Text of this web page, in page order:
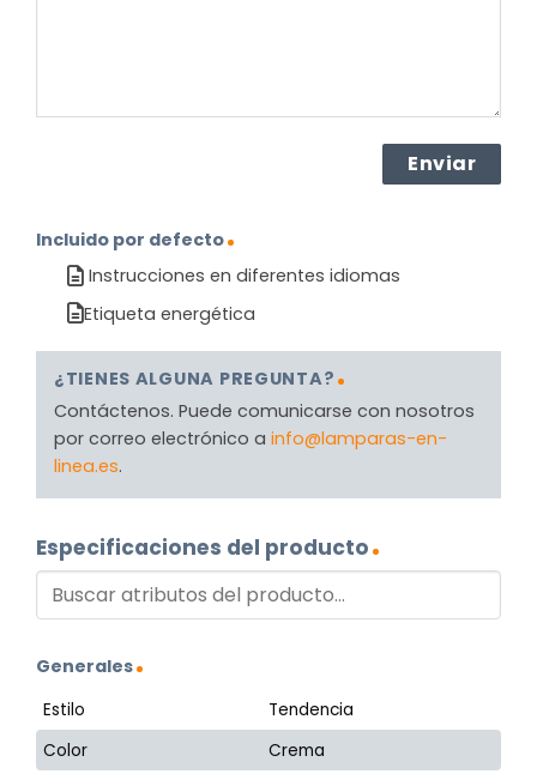
Incluido por defecto
Instrucciones en diferentes idiomas
Etiqueta energética
¿TIENES ALGUNA PREGUNTA?
Contáctenos. Puede comunicarse con nosotros
por correo electrónico a info@lamparas-en-
linea.es.
Especificaciones del producto
Generales
Estilo
Tendencia
Color
Crema